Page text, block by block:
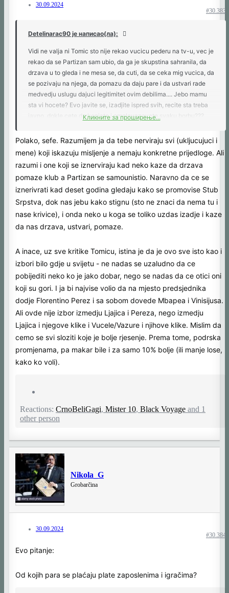
30.09.2024
#30.383
Detelinarac90 је написао(ла):
Vidi ne valja ni Tomic sto nije rekao vucicu pederu na tv-u, vec je
rekao da se Partizan sam ubio, da ga je skupstina sahranila, da
drzava u to gleda i ne mesa se, da cuti, da se ceka mig vucica, da
se pozivaju na njega, da pomazu da daju pare i da ustvari rade
medvedju uslugu dajuci legitimitet ovim debilima.... Jebo mamu
sta vi hocete? Evo javite se, izadjite ispred svih, recite sta treba
javno, dokle cete da kenjate i omalovazavate svaku borbu???
umete a ne da kenjate i trazite dlaku u jajetu na svakom nastupu
sramota sta pisu neki, majke mi.
Кликните за проширење...
Polako, sefe. Razumijem ja da tebe nerviraju svi (ukljucujuci i
mene) koji iskazuju misljenje a nemaju konkretne prijedloge. Ali
razumi i one koji se iznerviraju kad neko kaze da drzava
pomaze klub a Partizan se samounistio. Naravno da ce se
iznerivrati kad deset godina gledaju kako se promovise Stub
Srpstva, dok nas jebu kako stignu (sto ne znaci da nema tu i
nase krivice), i onda neko u koga se toliko uzdas izadje i kaze
da nas drzava, ustvari, pomaze.
A inace, uz sve kritike Tomicu, istina je da je ovo sve isto kao i
izbori bilo gdje u svijetu - ne nadas se uzaludno da ce
pobijediti neko ko je jako dobar, nego se nadas da ce otici oni
koji su gori. I ja bi najvise volio da na mjesto predsjednika
dodje Florentino Perez i sa sobom dovede Mbapea i Vinisijusa.
Ali ovde nije izbor izmedju Ljajica i Pereza, nego izmedju
Ljajica i njegove klike i Vucele/Vazure i njihove klike. Mislim da
cemo se svi sloziti koje je bolje rjesenje. Prema tome, podrska
promjenama, pa makar bile i za samo 10% bolje (ili manje lose,
kako ko voli).
Reactions: CrnoBeliGagi, Mister 10, Black Voyage and 1
other person
Nikola_G
Grobarčina
30.09.2024
#30.384
Evo pitanje:
Od kojih para se plaćaju plate zaposlenima i igračima?